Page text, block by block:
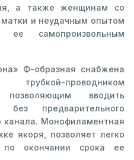
а также женщинам со
и неудачным опытом
самопроизвольным
Ф-образная снабжена
проводником
вводить
предварительного
канала. Монофиламентная
якоря, позволяет легко
окончании срока ее